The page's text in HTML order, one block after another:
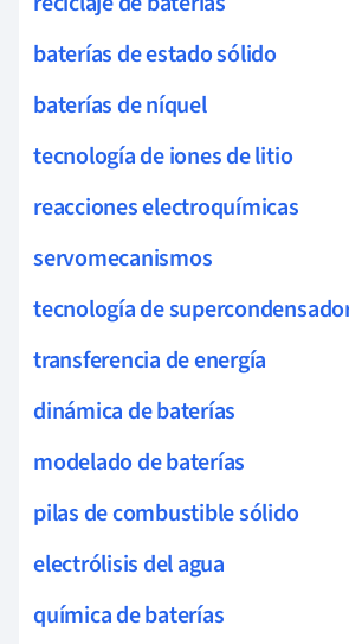
baterías de estado sólido
baterías de níquel
tecnología de iones de litio
reacciones electroquímicas
servomecanismos
tecnología de
transferencia de energía
dinámica de baterías
modelado de baterías
pilas de combustible sólido
electrólisis del agua
química de baterías